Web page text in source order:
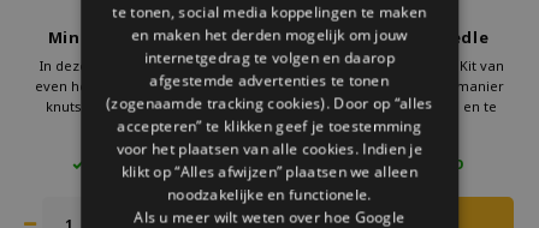
Kikkerland
Mini Borduursetje Bij
In deze tijd is het heerlijk om je
even helemaal te richten op een
knutselwerkje. Met deze mini
borduurset van Kikkerland ben je
lekker creatief bezig. Even geen
schermen, maar iets moois
creëren.
€7,95
1 OP VOORRAAD
Kikkerland
Sunset Punch Needle
Borduurset
Kortom, de Punch Needle Kit van
Kikkerland is de perfecte manier
om je creativiteit te uiten en te
ontspannen met een leuke en
boeiende activiteit. Begin met het
maken van prachtige punch needle
borduurwerken die een blijvende
indruk zullen achterlaten.
€11,95
5 OP VOORRAAD
te tonen, social media koppelingen te maken
en maken het derden mogelijk om jouw
internetgedrag te volgen en daarop
afgestemde advertenties te tonen
(zogenaamde tracking cookies). Door op “alles
accepteren” te klikken geef je toestemming
voor het plaatsen van alle cookies. Indien je
klikt op “Alles afwijzen” plaatsen we alleen
noodzakelijke en functionele.
Als u meer wilt weten over hoe Google